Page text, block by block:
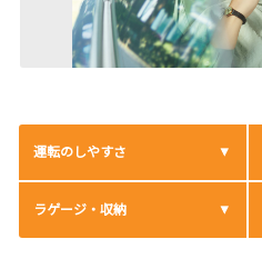
運転のしやすさ
ラゲージ・収納